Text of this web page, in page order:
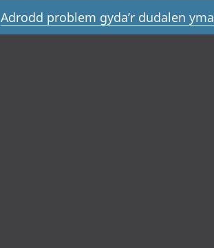
Adrodd problem gyda’r dudalen yma